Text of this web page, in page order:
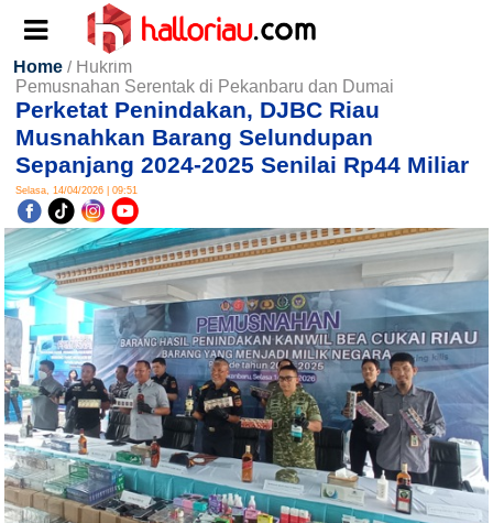
Home / Hukrim
Pemusnahan Serentak di Pekanbaru dan Dumai
Perketat Penindakan, DJBC Riau
Musnahkan Barang Selundupan
Sepanjang 2024-2025 Senilai Rp44 Miliar
Selasa, 14/04/2026 | 09:51